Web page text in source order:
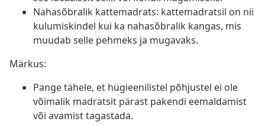
Nahasõbralik kattemadrats: kattemadratsil on nii
kulumiskindel kui ka nahasõbralik kangas, mis
muudab selle pehmeks ja mugavaks.
Märkus:
Pange tähele, et hügieenilistel põhjustel ei ole
võimalik madratsit pärast pakendi eemaldamist
või avamist tagastada.